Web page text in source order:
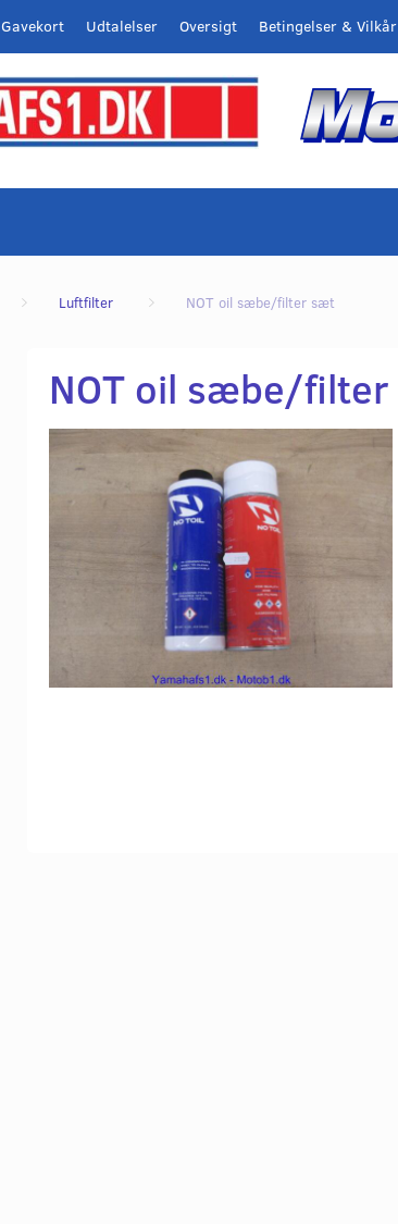
Betingelser & Vilkår
Oversigt
Udtalelser
Gavekort
Luftfilter NOT oil sæbe/filter sæt
NOT oil sæbe/